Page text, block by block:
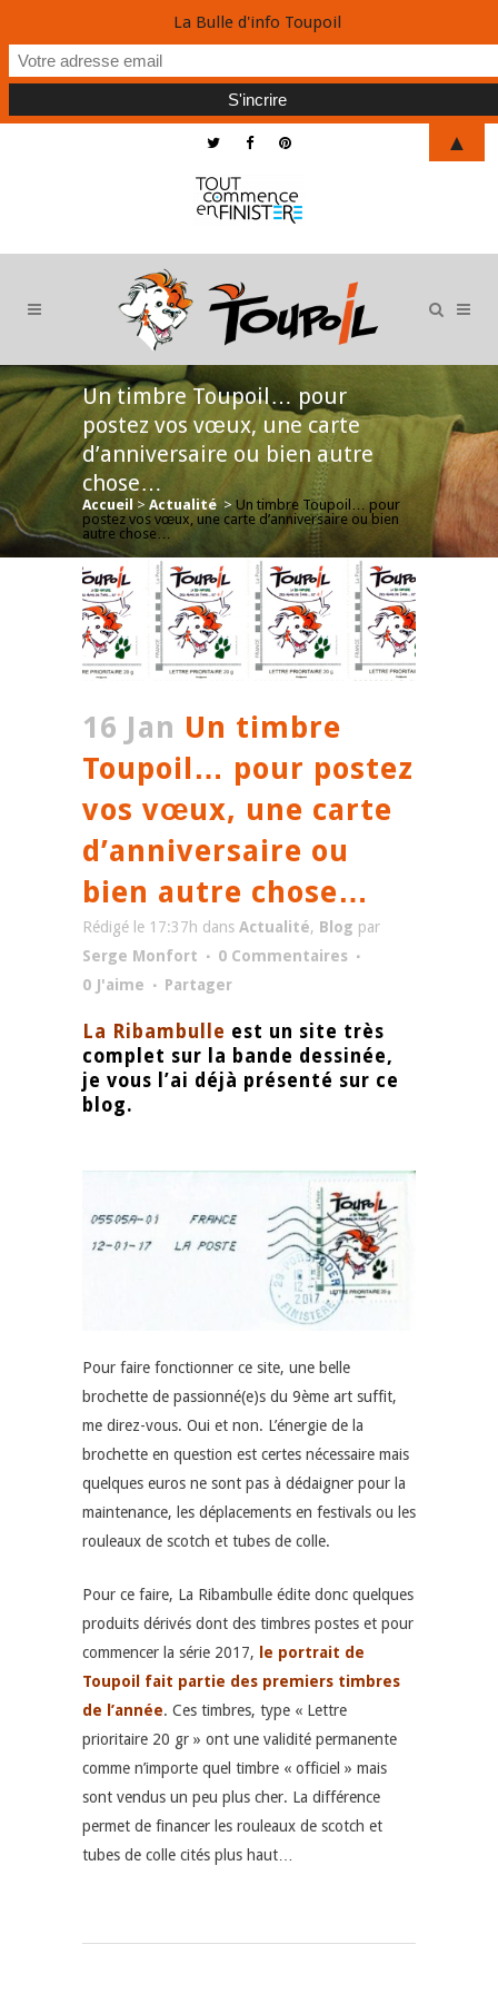
Un timbre Toupoil… pour
postez vos vœux, une carte
d’anniversaire ou bien autre
chose…
Accueil > Actualité > Un timbre Toupoil… pour
postez vos vœux, une carte d’anniversaire ou bien
autre chose…
16 Jan Un timbre
Toupoil… pour postez
vos vœux, une carte
d’anniversaire ou
bien autre chose…
Rédigé le 17:37h dans Actualité, Blog par
Serge Monfort
0 Commentaires
0 J'aime Partager
La Ribambulle est un site très
complet sur la bande dessinée,
je vous l’ai déjà présenté sur ce
blog.
Pour faire fonctionner ce site, une belle
brochette de passionné(e)s du 9ème art suffit,
me direz-vous. Oui et non. L’énergie de la
brochette en question est certes nécessaire mais
quelques euros ne sont pas à dédaigner pour la
maintenance, les déplacements en festivals ou les
rouleaux de scotch et tubes de colle.
Pour ce faire, La Ribambulle édite donc quelques
produits dérivés dont des timbres postes et pour
commencer la série 2017, le portrait de
Toupoil fait partie des premiers timbres
de l’année. Ces timbres, type « Lettre
prioritaire 20 gr » ont une validité permanente
comme n’importe quel timbre « officiel » mais
sont vendus un peu plus cher. La différence
permet de financer les rouleaux de scotch et
tubes de colle cités plus haut…
La Bulle d'info Toupoil
▲